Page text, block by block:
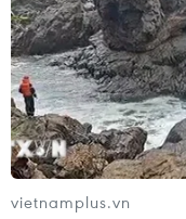
06/08/2026 07:34
Làn sóng tấn công
các quỹ đầu cơ lớn
06/08/2026 06:47
vietnamplus.vn